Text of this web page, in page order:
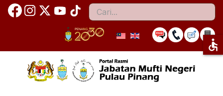
Cari
accessible